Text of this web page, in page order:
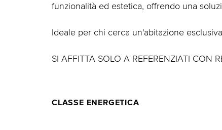
funzionalità ed estetica, offrendo una
Ideale per chi cerca un'abitazione
SI AFFITTA SOLO A REFERENZIATI CON
CLASSE ENERGETICA